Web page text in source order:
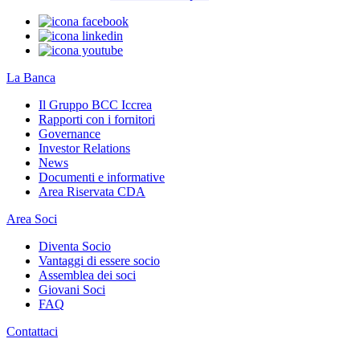
La Banca
Il Gruppo BCC Iccrea
Rapporti con i fornitori
Governance
Investor Relations
News
Documenti e informative
Area Riservata CDA
Area Soci
Diventa Socio
Vantaggi di essere socio
Assemblea dei soci
Giovani Soci
FAQ
Contattaci